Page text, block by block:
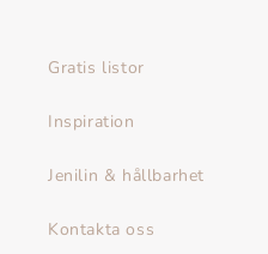
Gratis listor
Inspiration
Jenilin & hållbarhet
Kontakta oss